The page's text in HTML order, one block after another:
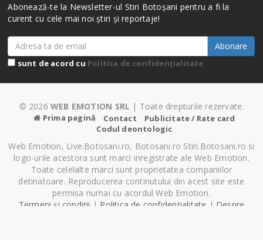
Abonează-te la Newsletter-ul Stiri Botoșani pentru a fi la
curent cu cele mai noi știri și reportaje!
Abonare
sunt de acord cu Politica de confidențialitate
© 2026 WEB EMOTION SRL | Toate drepturile rezervate.
Prima pagină Contact
Publicitate / Rate card
Codul deontologic
Web Emotion, Live.Botosani.ro, Botosani.ro Stiri.Botosani.ro si
logo-urile acestora sunt marci inregistrate ale Web Emotion.
Toate celelalte marci sunt proprietatea companiilor
detinatoare. Reproducerea continutului din acest site este
permisa numai cu acordul Web Emotion.
Termeni și condiții | Politica de confidențialitate | Despre